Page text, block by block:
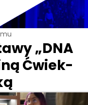
„DNA
Ćwiek-